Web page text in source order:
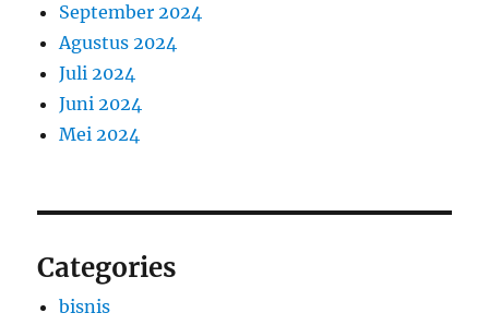
September 2024
Agustus 2024
Juli 2024
Juni 2024
Mei 2024
Categories
bisnis